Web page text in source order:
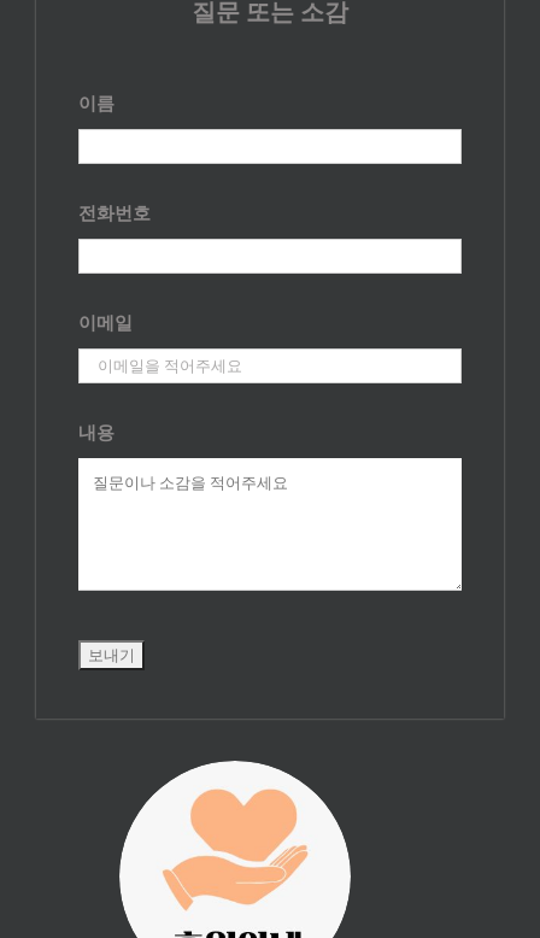
질문 또는 소감
이름
전화번호
이메일
내용
진리횃불 사역은
여러분의 후원으
로 이루어집니다.